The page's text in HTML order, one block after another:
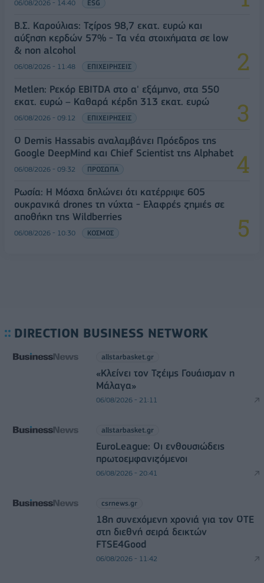
06/08/2026 - 14:40 ESG
Β.Σ. Καρούλιας: Τζίρος 98,7 εκατ. ευρώ και
αύξηση κερδών 57% - Τα νέα στοιχήματα σε low
& non alcohol
06/08/2026 - 11:48 ΕΠΙΧΕΙΡΗΣΕΙΣ
Metlen: Ρεκόρ EBITDA στο α' εξάμηνο, στα 550
εκατ. ευρώ – Καθαρά κέρδη 313 εκατ. ευρώ
06/08/2026 - 09:12 ΕΠΙΧΕΙΡΗΣΕΙΣ
Ο Demis Hassabis αναλαμβάνει Πρόεδρος της
Google DeepMind και Chief Scientist της Alphabet
06/08/2026 - 09:32 ΠΡΟΣΩΠΑ
Ρωσία: Η Μόσχα δηλώνει ότι κατέρριψε 605
ουκρανικά drones τη νύχτα - Ελαφρές ζημιές σε
αποθήκη της Wildberries
06/08/2026 - 10:30 ΚΟΣΜΟΣ
DIRECTION BUSINESS NETWORK
allstarbasket.gr
«Κλείνει τον Τζέιμς Γουάισμαν η
Μάλαγα»
06/08/2026 - 21:11
allstarbasket.gr
EuroLeague: Οι ενθουσιώδεις
πρωτοεμφανιζόμενοι
06/08/2026 - 20:41
csrnews.gr
18η συνεχόμενη χρονιά για τον ΟΤΕ
στη διεθνή σειρά δεικτών
FTSE4Good
06/08/2026 - 11:42